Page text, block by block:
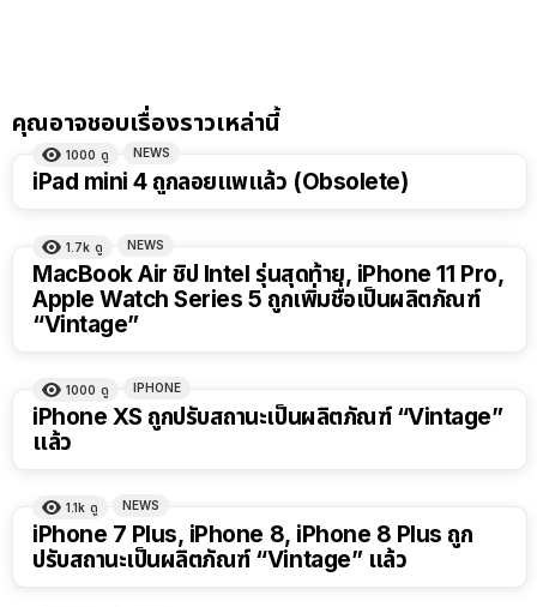
คุณอาจชอบเรื่องราวเหล่านี้
1000 ดู NEWS
iPad mini 4 ถูกลอยแพแล้ว (Obsolete)
1.7k ดู NEWS
MacBook Air ชิป Intel รุ่นสุดท้าย, iPhone 11 Pro,
Apple Watch Series 5 ถูกเพิ่มชื่อเป็นผลิตภัณฑ์
“Vintage”
1000 ดู IPHONE
iPhone XS ถูกปรับสถานะเป็นผลิตภัณฑ์ “Vintage”
แล้ว
1.1k ดู NEWS
iPhone 7 Plus, iPhone 8, iPhone 8 Plus ถูก
ปรับสถานะเป็นผลิตภัณฑ์ “Vintage” แล้ว